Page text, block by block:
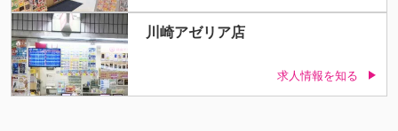
川崎アゼリア店
求人情報を知る